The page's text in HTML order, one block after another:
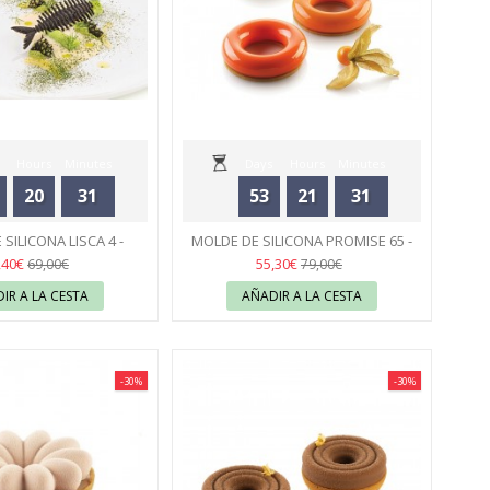
20 31
43
LISCA 4 -
69,00€
A LA CESTA
53 21 31
44
MOLDE DE SILICONA PROMISE 65 -
SILIKOMART
55,30€79,00€
AÑADIR A LA CESTA
-30% -30%